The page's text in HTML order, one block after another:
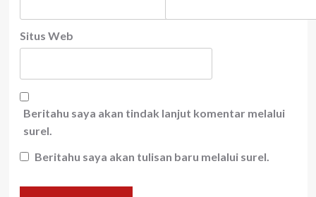
Situs Web
Beritahu saya akan tindak lanjut komentar melalui
surel.
Beritahu saya akan tulisan baru melalui surel.